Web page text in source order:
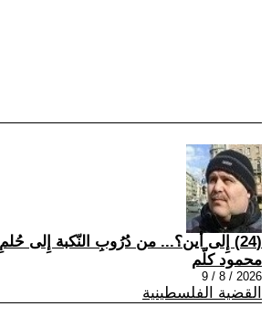
(24) إِلى أين؟... من دُرُوبِ النّكبة إِلى حُلمِ العودة
محمود كلّم
2026 / 8 / 9
القضية الفلسطينية